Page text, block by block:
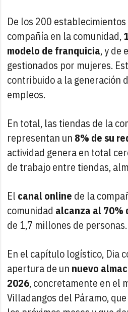
De los 200
compañía en la comunidad,
modelo de franquicia, y de
gestionados por mujeres.
contribuido a la generación
empleos.
En total, las tiendas de la
representan un 8% de su
actividad genera en total
de trabajo entre tiendas,
El canal online de la
comunidad alcanza al 70%
de 1,7 millones de personas.
En el capítulo logístico, Dia
apertura de un nuevo
2026, concretamente en el
Villadangos del Páramo,